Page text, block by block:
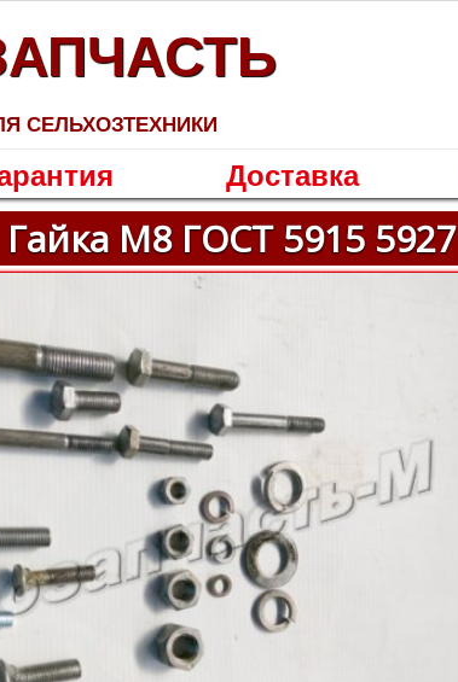
СЕЛЬХОЗТЕХНИКИ
Доставка
Гайка М8 ГОСТ 5915 5927